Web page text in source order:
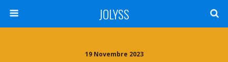
JOLYSS
19 Novembre 2023